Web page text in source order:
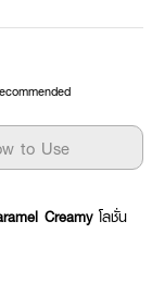
to Use
Creamy โลชั่น